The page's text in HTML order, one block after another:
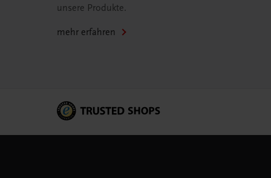
unsere Produkte.
mehr erfahren